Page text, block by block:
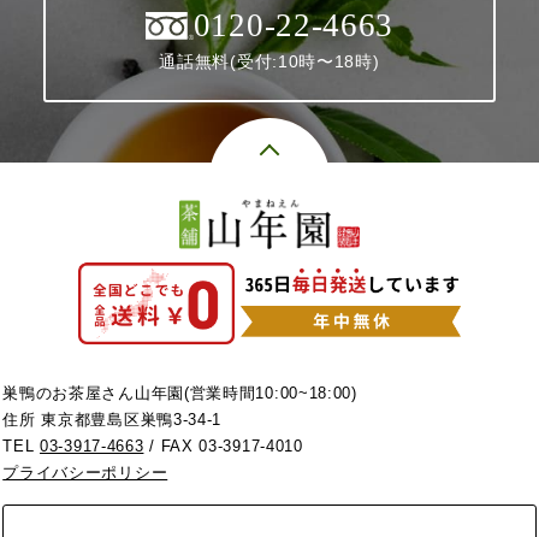
0120-22-4663
通話無料(受付:10時〜18時)
巣鴨のお茶屋さん山年園(営業時間10:00~18:00)
住所 東京都豊島区巣鴨3-34-1
TEL03-3917-4663 / FAX 03-3917-4010
プライバシーポリシー